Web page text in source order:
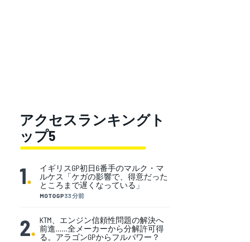
アクセスランキングト
ップ5
1.
MOTOGP33 分前
イギリスGP初日6番手のマルク・マ
ルケス「ケガの影響で、得意だった
ところまで遅くなっている」
2. KTM、エンジン信頼性問題の解決へ
前進……全メーカーから分解許可得
る。アラゴンGPからフルパワー？